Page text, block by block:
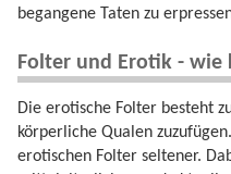
begangene Taten zu
Folter und Erotik - wie
Die erotische Folter besteht
körperliche Qualen
erotischen Folter seltener.